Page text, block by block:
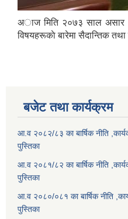
अाज मिति २०७३ साल असार २५
विषयहरूकाे बारेमा सैदान्तिक
बजेट तथा कार्यक्रम
आ.व २०८२/८३ का बार्षिक नीति
पुस्तिका
आ.व २०८१/८२ का बार्षिक नीति
पुस्तिका
आ.व २०८०/०८१ का बार्षिक नीति
पुस्तिका